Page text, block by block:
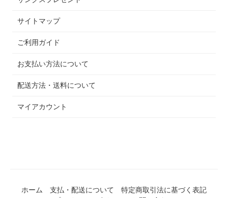
サイトマップ
ご利用ガイド
お支払い方法について
配送方法・送料について
マイアカウント
ホーム 支払・配送について
特定商取引法に基づく表記